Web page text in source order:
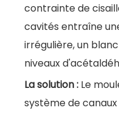
contrainte de
cavités entraîne
irrégulière, un
niveaux
La solution : Le
système de